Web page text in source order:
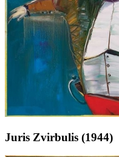
Juris Zvirbulis (1944)